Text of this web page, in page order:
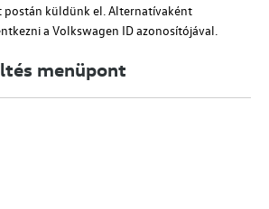
küldünk el. Alternatívaként
a Volkswagen ID azonosítójával.
menüpont